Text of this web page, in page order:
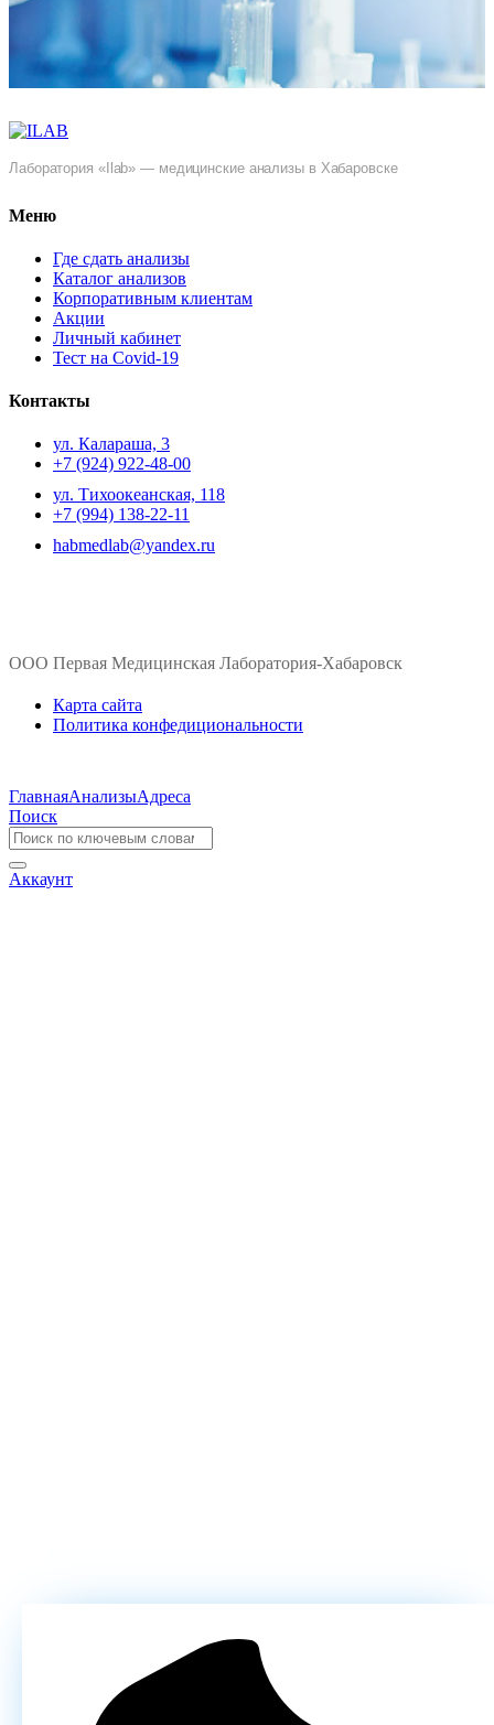
Лаборатория «Ilab» — медицинские анализы в Хабаровске
Меню
Где сдать анализы
Каталог анализов
Корпоративным клиентам
Акции
Личный кабинет
Тест на Covid-19
Контакты
ул. ​Калараша, 3
+7 (924) 922-48-00
ул. ​Тихоокеанская, 118
+7 (994) 138-22-11
habmedlab@yandex.ru
ООО Первая Медицинская Лаборатория-Хабаровск
Карта сайта
Политика конфедициональности
ГлавнаяАнализыАдреса
Поиск
Аккаунт